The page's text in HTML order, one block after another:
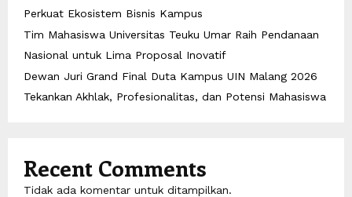
Perkuat Ekosistem Bisnis Kampus
Tim Mahasiswa Universitas Teuku Umar Raih Pendanaan
Nasional untuk Lima Proposal Inovatif
Dewan Juri Grand Final Duta Kampus UIN Malang 2026
Tekankan Akhlak, Profesionalitas, dan Potensi Mahasiswa
Recent Comments
Tidak ada komentar untuk ditampilkan.